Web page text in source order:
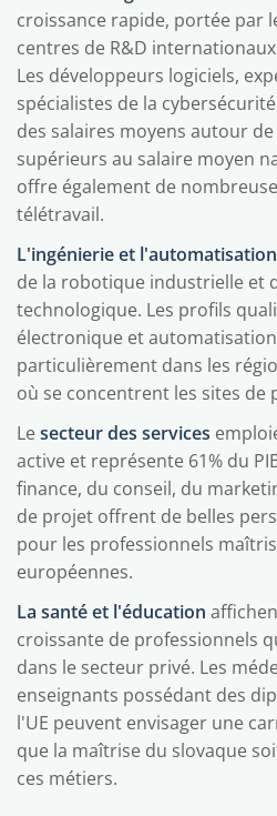
croissance rapide, portée par
centres de R&D
Les développeurs logiciels,
spécialistes de la
des salaires moyens autour de
supérieurs au salaire moyen
offre également de
télétravail.
L'ingénierie et l'automatisation
de la robotique industrielle et
technologique. Les profils
électronique et
particulièrement dans les
où se concentrent les sites de
Lesecteur des services
active et représente 61% du
finance, du conseil, du
de projet offrent de belles
pour les professionnels
européennes.
La santé et l'éducation
croissante de professionnels
dans le secteur privé. Les
enseignants possédant des
l'UE peuvent envisager une
que la maîtrise du slovaque
ces métiers.